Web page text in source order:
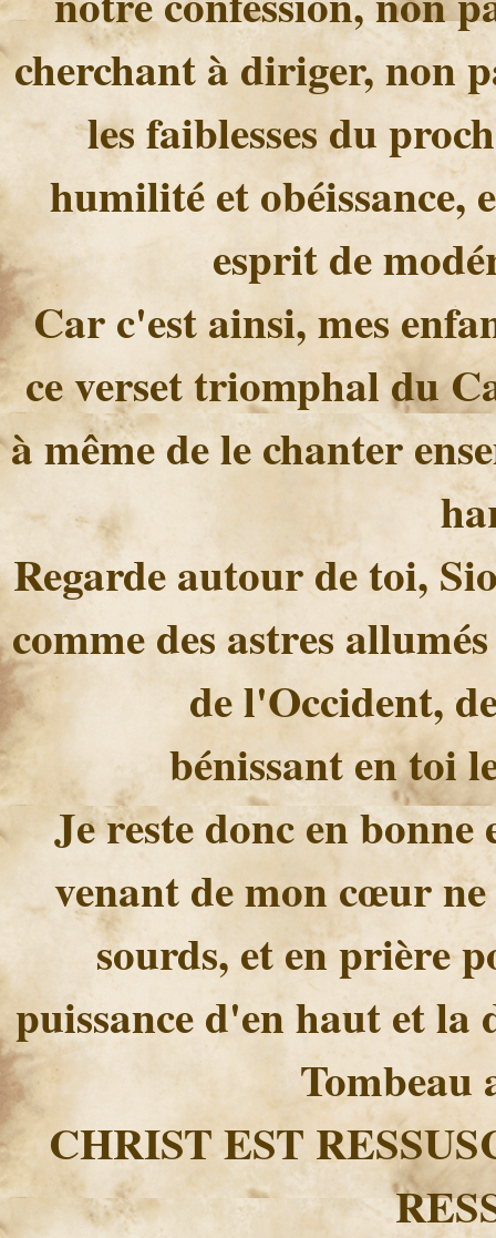
cherchant à diriger, non
les faiblesses du
humilité et obéissance,
esprit de
Car c'est ainsi, mes
ce verset triomphal du
à même de le chanter
Regarde autour de toi,
comme des astres
de l'Occident,
bénissant en toi
Je reste donc en
venant de mon cœur
sourds, et en prière
puissance d'en haut et
Tombeau
CHRIST EST